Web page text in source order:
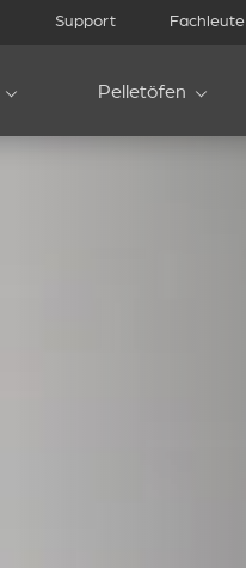
Support Fachleute
Pelletöfen